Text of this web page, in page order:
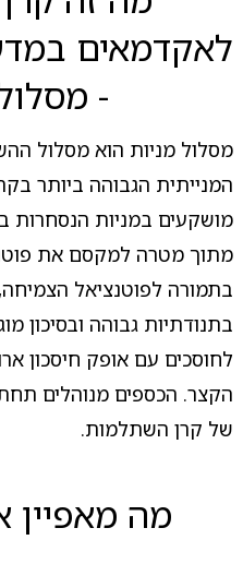
לאקדמאים
-
מסלול מניות הוא מסלול
המנייתית הגבוהה ביותר
מושקעים במניות הנסחרות
מתוך מטרה למקסם את
בתמורה לפוטנציאל
בתנודתיות גבוהה ובסיכון
לחוסכים עם אופק חיסכון
הקצר. הכספים מנוהלים
של קרן השתלמות.
מה מאפיין